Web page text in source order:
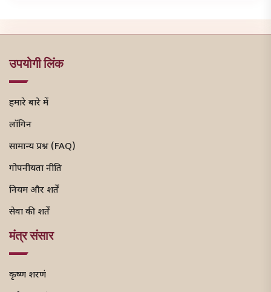
उपयोगी लिंक
हमारे बारे में
लॉगिन
सामान्य प्रश्न (FAQ)
गोपनीयता नीति
नियम और शर्तें
सेवा की शर्तें
मंत्र संसार
कृष्ण शरणं